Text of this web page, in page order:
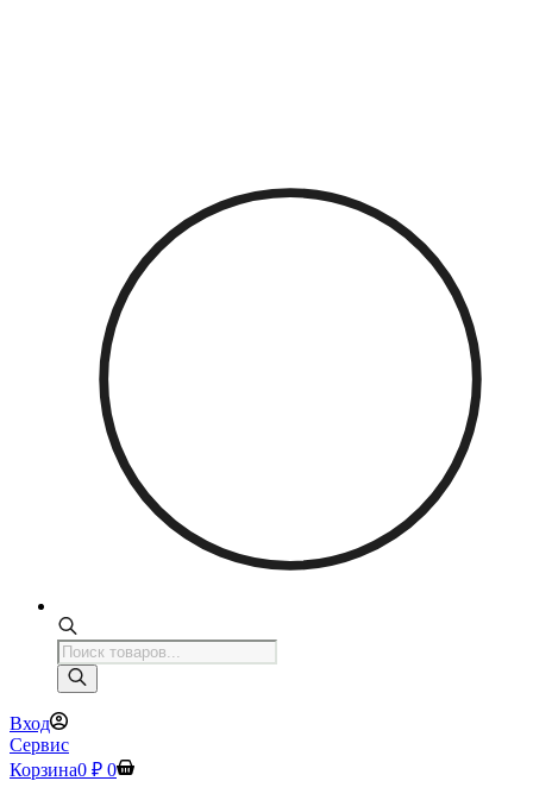
Поиск
товаров
Вход
Сервис
Корзина0 ₽ 0